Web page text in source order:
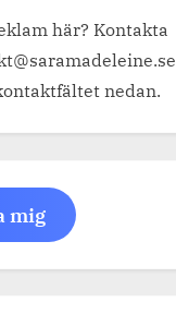
här? Kontakta
nedan.
mig